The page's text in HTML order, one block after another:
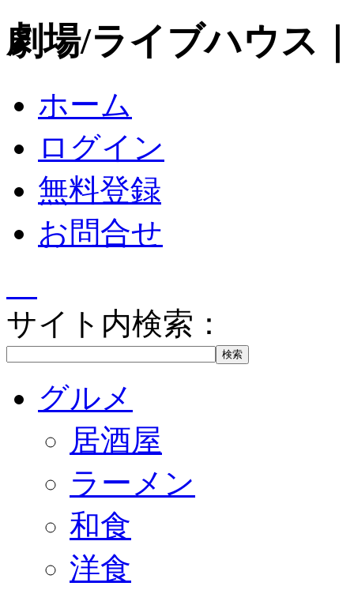
劇場/ライブハウス
ホーム
ログイン
無料登録
お問合せ
サイト内検索：
グルメ
居酒屋
ラーメン
和食
洋食